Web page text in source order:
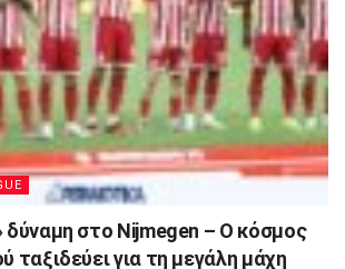
δύναμη στο Nijmegen – Ο κόσμος
ταξιδεύει για τη μεγάλη μάχη